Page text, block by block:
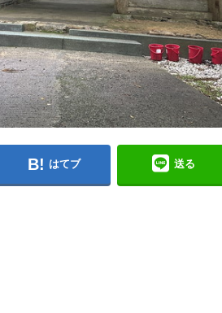
はてブ 送る